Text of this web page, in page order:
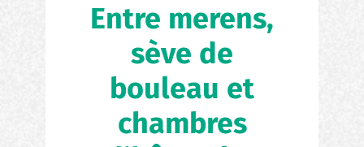
Entre merens,
sève de
bouleau et
chambres